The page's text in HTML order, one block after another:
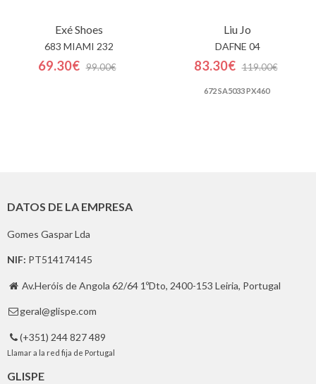
Exé Shoes
683 MIAMI 232
69.30€ 99.00€
Liu Jo
DAFNE 04
83.30€ 119.00€
672 SA5033 PX460
DATOS DE LA EMPRESA
Gomes Gaspar Lda
NIF: PT514174145
 Av.Heróis de Angola 62/64 1ºDto, 2400-153 Leiria, Portugal
 geral@glispe.com
 (+351) 244 827 489
Llamar a la red fija de Portugal
GLISPE